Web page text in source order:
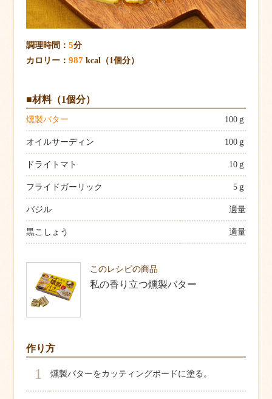
調理時間： 5分
カロリー： 987kcal（1個分）
■材料（1個分）
燻製バター 100ｇ
オイルサーディン 100ｇ
ドライトマト 10ｇ
フライドガーリック 5ｇ
バジル 適量
黒こしょう 適量
このレシピの商品
私の香り立つ燻製バター
作り方
1 燻製バターをカッティングボードに塗る。